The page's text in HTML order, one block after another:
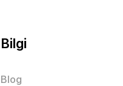
Bilgi
Blog